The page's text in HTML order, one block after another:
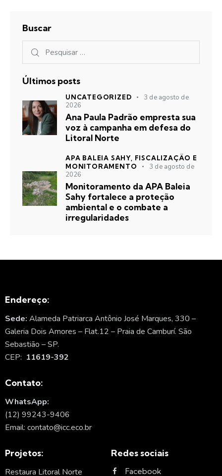
Buscar
Últimos posts
UNCATEGORIZED
3 de agosto de
2026
Ana Paula Padrão empresta sua
voz à campanha em defesa do
Litoral Norte
APA BALEIA SAHY, FISCALIZAÇÃO E
MONITORAMENTO
3 de agosto de
2026
Monitoramento da APA Baleia
Sahy fortalece a proteção
ambiental e o combate a
irregularidades
Endereço:
Sede: Alameda Patriarca Antônio José Marques, 330 –
Galeria Dois Amores – Flat.12 – Praia de Camburí. São
Sebastião – SP.
CEP: 11619-392
Contato:
WhatsApp:
(12) 99243-9406
Email: contato@icc.eco.br
Projetos:
Restaura Litoral Norte
Redes sociais
Facebook